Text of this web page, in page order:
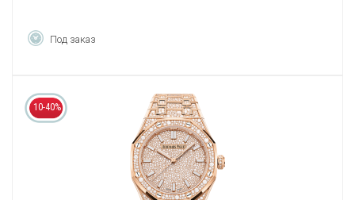
Под заказ
10-40%